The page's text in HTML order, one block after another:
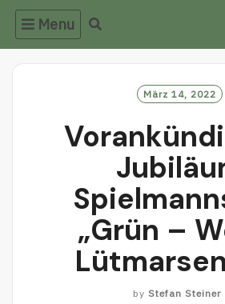
Menu
März 14, 2022
„Grün –
by Stefan Steiner